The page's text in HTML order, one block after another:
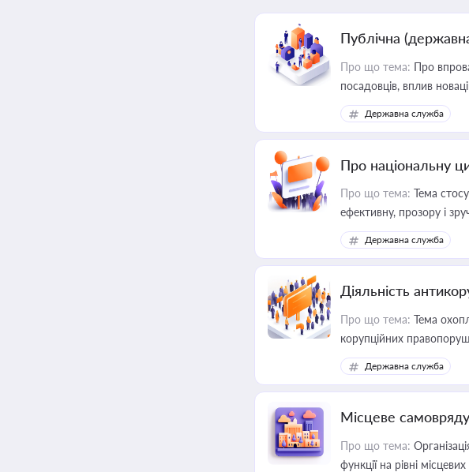
Публічна
Про що тема: Про
посадовців, вплив
Державна служба
Про національну
Про що тема: Тема
ефективну, прозору і
Державна служба
Діяльність
Про що тема: Тема
корупційних
та бізнесі
Державна служба
Місцеве
Про що тема:
функції на рівні